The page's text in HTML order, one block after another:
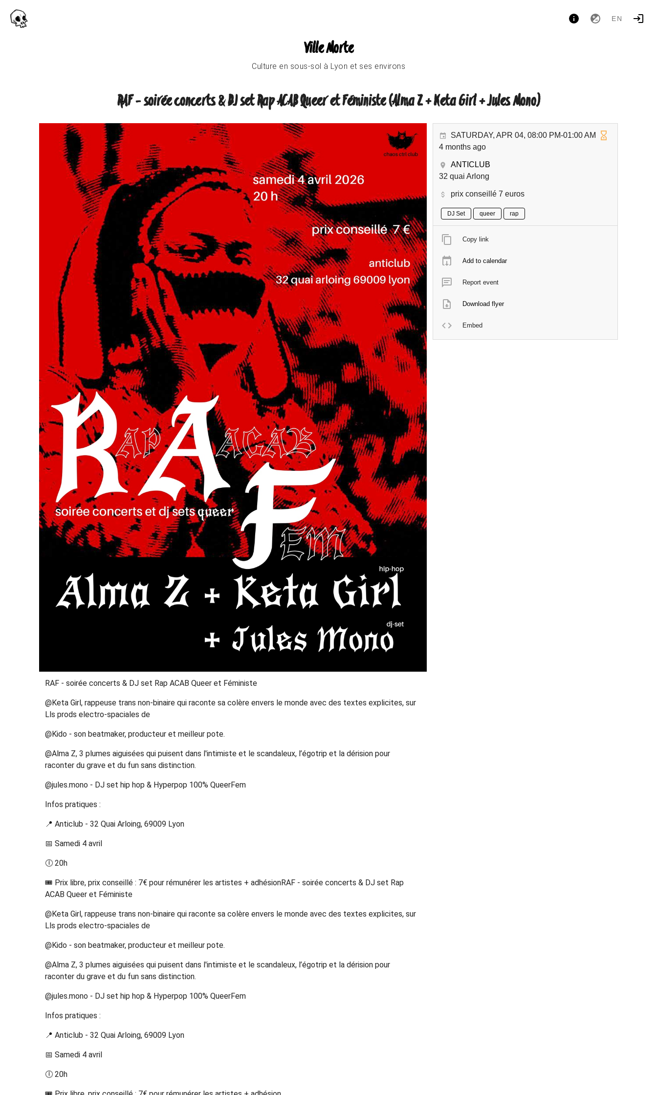
EN
Ville Morte
Culture en sous-sol à Lyon et ses environs
RAF - soirée concerts & DJ set Rap ACAB Queer et Féministe (Alma Z + Keta Girl + Jules Mono)
RAF - soirée concerts & DJ set Rap ACAB Queer et Féministe
@Keta Girl, rappeuse trans non-binaire qui raconte sa colère envers le monde avec des textes explicites, sur
Lls prods electro-spaciales de
@Kido - son beatmaker, producteur et meilleur pote.
@Alma Z, 3 plumes aiguisées qui puisent dans l'intimiste et le scandaleux, l’égotrip et la dérision pour
raconter du grave et du fun sans distinction.
@jules.mono - DJ set hip hop & Hyperpop 100% QueerFem
Infos pratiques :
📍 Anticlub - 32 Quai Arloing, 69009 Lyon
📅 Samedi 4 avril
🕕 20h
🎟️ Prix libre, prix conseillé : 7€ pour rémunérer les artistes + adhésionRAF - soirée concerts & DJ set Rap
ACAB Queer et Féministe
@Keta Girl, rappeuse trans non-binaire qui raconte sa colère envers le monde avec des textes explicites, sur
Lls prods electro-spaciales de
@Kido - son beatmaker, producteur et meilleur pote.
@Alma Z, 3 plumes aiguisées qui puisent dans l'intimiste et le scandaleux, l’égotrip et la dérision pour
raconter du grave et du fun sans distinction.
@jules.mono - DJ set hip hop & Hyperpop 100% QueerFem
Infos pratiques :
📍 Anticlub - 32 Quai Arloing, 69009 Lyon
📅 Samedi 4 avril
🕕 20h
SATURDAY, APR 04, 08:00 PM-01:00 AM
4 months ago
ANTICLUB
32 quai Arlong
prix conseillé 7 euros
DJ Set queer rap
Copy link
Add to calendar
Report event
Download flyer
Embed